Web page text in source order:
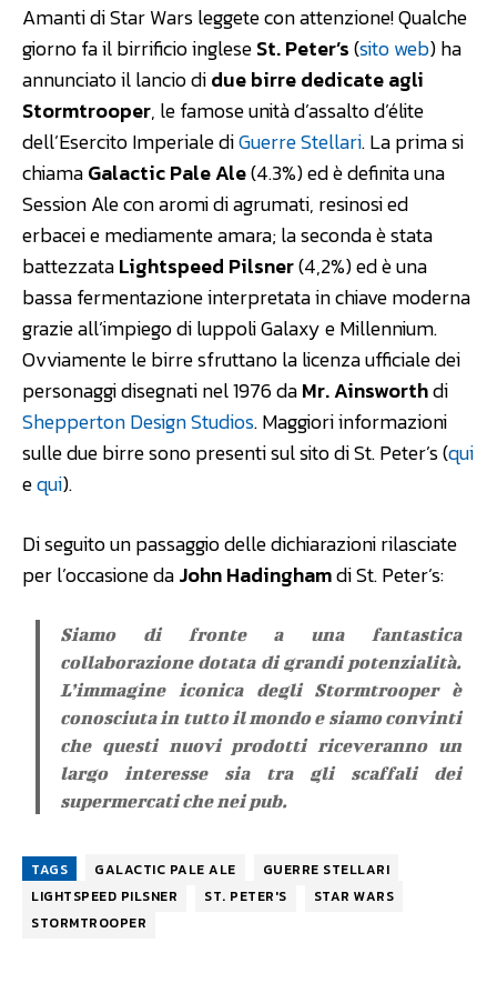
Amanti di Star Wars leggete con attenzione! Qualche
giorno fa il birrificio ingleseSt. Peter’s(sito web) ha
annunciato il lancio didue birre dedicate agli
Stormtrooper, le famose unità d’assalto d’élite
dell’Esercito Imperiale diGuerre Stellari. La prima si
chiamaGalactic Pale Ale(4.3%) ed è definita una
Session Ale con aromi di agrumati, resinosi ed
erbacei e mediamente amara; la seconda è stata
battezzataLightspeed Pilsner(4,2%) ed è una
bassa fermentazione interpretata in chiave moderna
grazie all’impiego di luppoli Galaxy e Millennium.
Ovviamente le birre sfruttano la licenza ufficiale dei
personaggi disegnati nel 1976 daMr. Ainsworthdi
Shepperton Design Studios. Maggiori informazioni
sulle due birre sono presenti sul sito di St. Peter’s (qui
equi).
Di seguito un passaggio delle dichiarazioni rilasciate
per l’occasione daJohn Hadinghamdi St. Peter’s:
Siamo di fronte a una fantastica
collaborazione dotata di grandi potenzialità.
L’immagine iconica degli Stormtrooper è
conosciuta in tutto il mondo e siamo convinti
che questi nuovi prodotti riceveranno un
largo interesse sia tra gli scaffali dei
supermercati che nei pub.
TAGS GALACTIC PALE ALE
GUERRE STELLARI
LIGHTSPEED PILSNER
ST. PETER'S
STAR WARS
STORMTROOPER